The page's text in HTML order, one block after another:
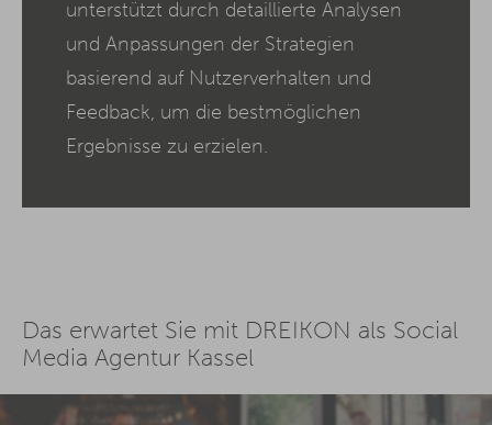
unterstützt durch detaillierte Analysen
und Anpassungen der Strategien
basierend auf Nutzerverhalten und
Feedback, um die bestmöglichen
Ergebnisse zu erzielen.
Das erwartet Sie mit DREIKON als Social
Media Agentur Kassel